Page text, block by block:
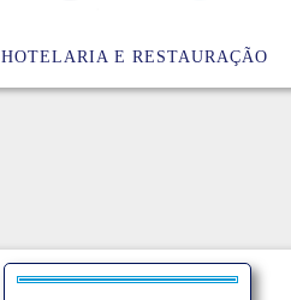
HOTELARIA E RESTAURAÇÃO